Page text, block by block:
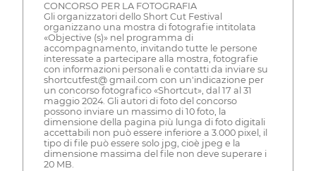
CONCORSO PER LA FOTOGRAFIA
Gli organizzatori dello Short Cut Festival
organizzano una mostra di fotografie intitolata
«Objective (s)» nel programma di
accompagnamento, invitando tutte le persone
interessate a partecipare alla mostra, fotografie
con informazioni personali e contatti da inviare su
shortcutfest@ gmail.com con un'indicazione per
un concorso fotografico «Shortcut», dal 17 al 31
maggio 2024. Gli autori di foto del concorso
possono inviare un massimo di 10 foto, la
dimensione della pagina più lunga di foto digitali
accettabili non può essere inferiore a 3.000 pixel, il
tipo di file può essere solo jpg, cioè jpeg e la
dimensione massima del file non deve superare i
20 MB.